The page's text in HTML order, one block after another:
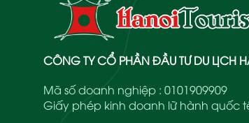
CÔNG TY CỔ PHẦN ĐẦU TƯ DU LỊCH
Mã số doanh nghiệp : 0101909909
Giấy phép kinh doanh lữ hành quốc